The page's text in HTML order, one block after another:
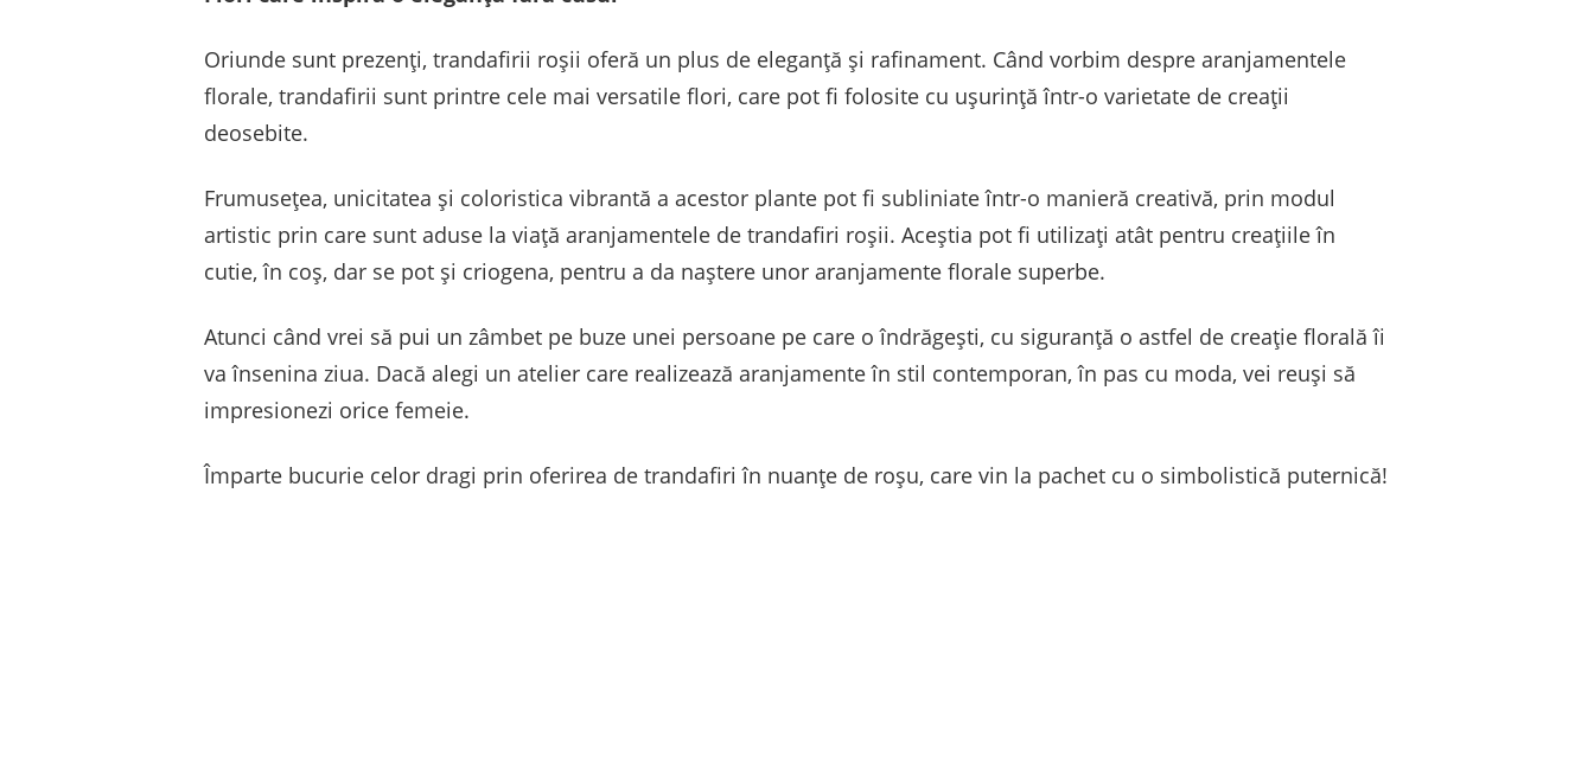
Oriunde sunt prezenți, trandafirii roșii oferă un plus de eleganță și rafinament. Când vorbim despre aranjamentele
florale, trandafirii sunt printre cele mai versatile flori, care pot fi folosite cu ușurință într-o varietate de creații
deosebite.
Frumusețea, unicitatea și coloristica vibrantă a acestor plante pot fi subliniate într-o manieră creativă, prin modul
artistic prin care sunt aduse la viață aranjamentele de trandafiri roșii. Aceștia pot fi utilizați atât pentru creațiile în
cutie, în coș, dar se pot și criogena, pentru a da naștere unor aranjamente florale superbe.
Atunci când vrei să pui un zâmbet pe buze unei persoane pe care o îndrăgești, cu siguranță o astfel de creație florală îi
va însenina ziua. Dacă alegi un atelier care realizează aranjamente în stil contemporan, în pas cu moda, vei reuși să
impresionezi orice femeie.
Împarte bucurie celor dragi prin oferirea de trandafiri în nuanțe de roșu, care vin la pachet cu o simbolistică puternică!